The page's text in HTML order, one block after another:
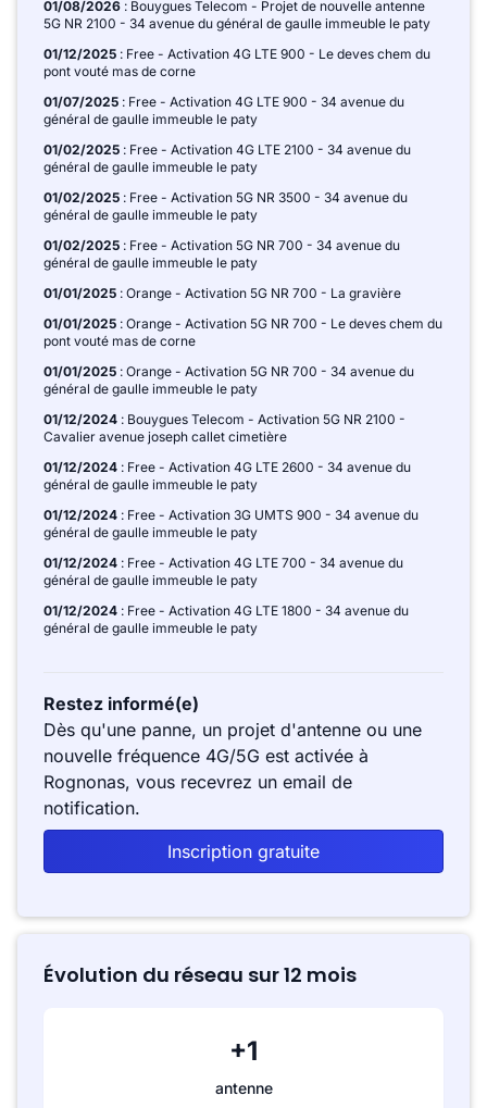
01/08/2026 : Bouygues Telecom - Projet de nouvelle antenne
5G NR 2100 - 34 avenue du général de gaulle immeuble le paty
01/12/2025 : Free - Activation 4G LTE 900 - Le deves chem du
pont vouté mas de corne
01/07/2025 : Free - Activation 4G LTE 900 - 34 avenue du
général de gaulle immeuble le paty
01/02/2025 : Free - Activation 4G LTE 2100 - 34 avenue du
général de gaulle immeuble le paty
01/02/2025 : Free - Activation 5G NR 3500 - 34 avenue du
général de gaulle immeuble le paty
01/02/2025 : Free - Activation 5G NR 700 - 34 avenue du
général de gaulle immeuble le paty
01/01/2025 : Orange - Activation 5G NR 700 - La gravière
01/01/2025 : Orange - Activation 5G NR 700 - Le deves chem du
pont vouté mas de corne
01/01/2025 : Orange - Activation 5G NR 700 - 34 avenue du
général de gaulle immeuble le paty
01/12/2024 : Bouygues Telecom - Activation 5G NR 2100 -
Cavalier avenue joseph callet cimetière
01/12/2024 : Free - Activation 4G LTE 2600 - 34 avenue du
général de gaulle immeuble le paty
01/12/2024 : Free - Activation 3G UMTS 900 - 34 avenue du
général de gaulle immeuble le paty
01/12/2024 : Free - Activation 4G LTE 700 - 34 avenue du
général de gaulle immeuble le paty
01/12/2024 : Free - Activation 4G LTE 1800 - 34 avenue du
général de gaulle immeuble le paty
Restez informé(e)
Dès qu'une panne, un projet d'antenne ou une
nouvelle fréquence 4G/5G est activée à
Rognonas, vous recevrez un email de
notification.
Inscription gratuite
Évolution du réseau sur 12 mois
+1
antenne